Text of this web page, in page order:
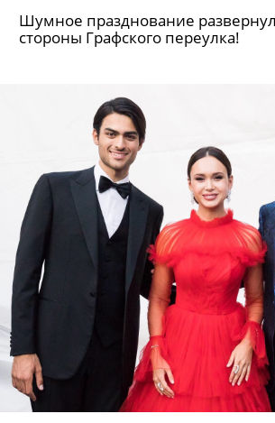
Шумное празднование
стороны Графского переулка!